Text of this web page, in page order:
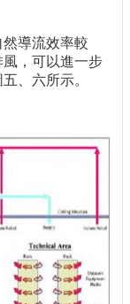
導流效率較
，可以進一步
、六所示。